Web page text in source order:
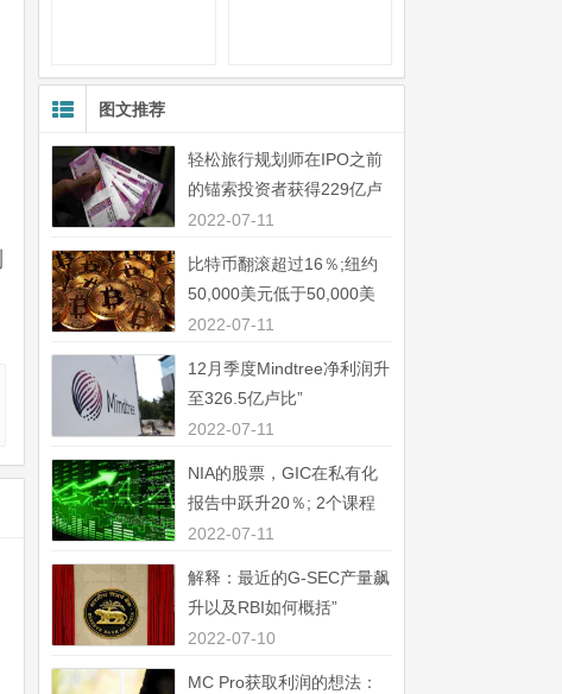
图文推荐
轻松旅行规划师在IPO之前
的锚索投资者获得229亿卢
比”
2022-07-11
比特币翻滚超过16％;纽约
50,000美元低于50,000美
元”
2022-07-11
12月季度Mindtree净利润升
至326.5亿卢比”
2022-07-11
NIA的股票，GIC在私有化
报告中跃升20％; 2个课程
中44％”
2022-07-11
解释：最近的G-SEC产量飙
升以及RBI如何概括”
2022-07-10
MC Pro获取利润的想法：